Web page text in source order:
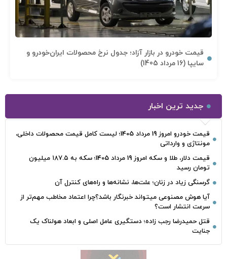
قیمت خودرو در بازار آزاد؛ جدول نرخ محصولات ایران‌خودرو و
سایپا (16 مرداد 1405)
جدید ترین اخبار
قیمت خودرو امروز 19 مرداد 1405؛ لیست کامل قیمت محصولات داخلی،
مونتاژی و وارداتی
قیمت دلار، طلا و سکه امروز 19 مرداد 1405؛ سکه به ۱۸۷.۵ میلیون
تومان رسید
گرسنگی زیاد در زنان؛ علت‌ها، نشانه‌ها و راه‌های کنترل آن
آیا هوش مصنوعی میتواند خبرنگار باشد؟چرا اعتماد مخاطب مهم‌تر از
سرعت انتشار است؟
قتل حمیدرضا رجب‌ زاده؛ دستگیری عامل اصلی و ابعاد هولناک یک
جنایت